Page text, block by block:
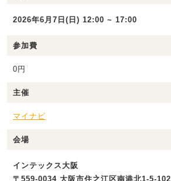
2026年6月7日(日) 12:00 ~ 17:00
参加費
0円
主催
マイナビ
会場
インテックス大阪
〒559-0034 大阪市住之江区南港北1-5-102